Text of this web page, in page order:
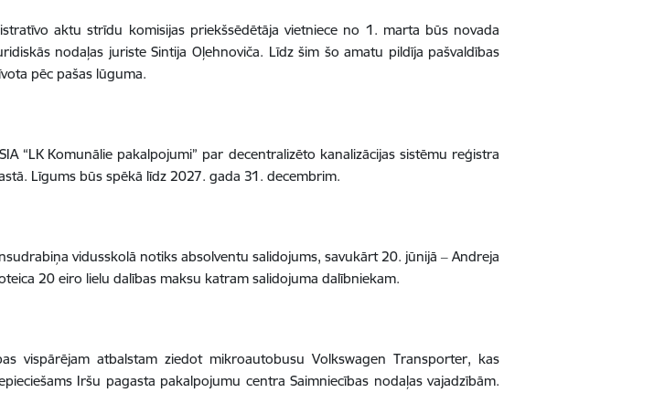
aktu strīdu komisijas priekšsēdētāja vietniece no 1. marta būs novada
nodaļas juriste Sintija Oļehnoviča. Līdz šim šo amatu pildīja pašvaldības
pēc pašas lūguma.
“LK Komunālie pakalpojumi” par decentralizēto kanalizācijas sistēmu reģistra
Līgums būs spēkā līdz 2027. gada 31. decembrim.
vidusskolā notiks absolventu salidojums, savukārt 20. jūnijā ‒ Andreja
20 eiro lielu dalības maksu katram salidojuma dalībniekam.
vispārējam atbalstam ziedot mikroautobusu Volkswagen Transporter, kas
Iršu pagasta pakalpojumu centra Saimniecības nodaļas vajadzībām.